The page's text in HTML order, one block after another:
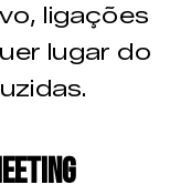
ligações
lugar do